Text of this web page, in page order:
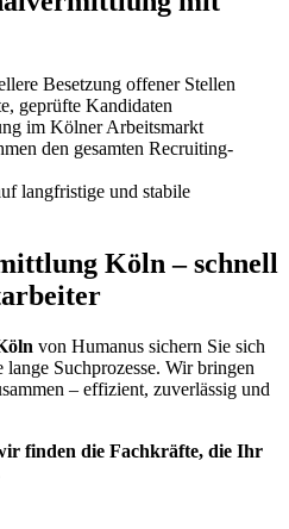
Besetzung offener Stellen
geprüfte Kandidaten
im Kölner Arbeitsmarkt
den gesamten Recruiting-
langfristige und stabile
Köln – schnell
von Humanus sichern Sie sich
Suchprozesse. Wir bringen
– effizient, zuverlässig und
finden die Fachkräfte, die Ihr